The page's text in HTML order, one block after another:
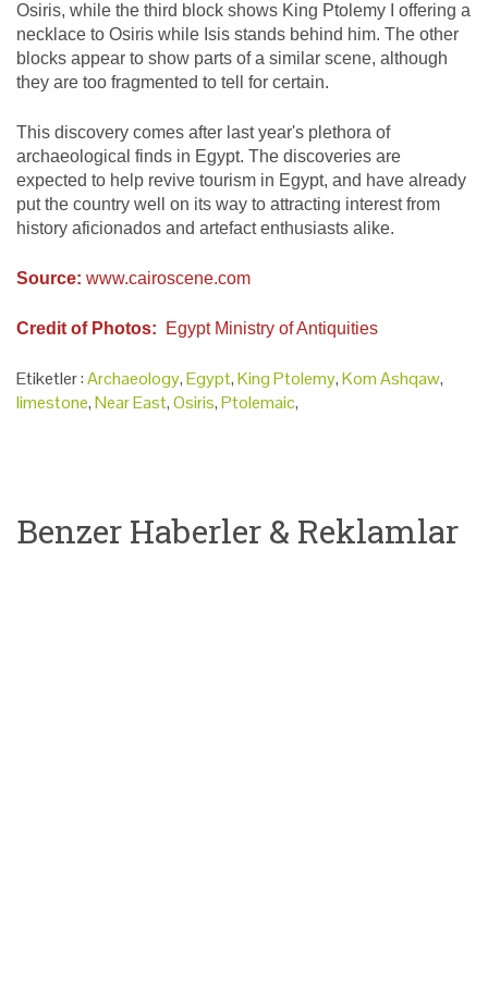
Osiris, while the third block shows King Ptolemy I offering a
necklace to Osiris while Isis stands behind him. The other
blocks appear to show parts of a similar scene, although
they are too fragmented to tell for certain.
This discovery comes after last year's plethora of
archaeological finds in Egypt. The discoveries are
expected to help revive tourism in Egypt, and have already
put the country well on its way to attracting interest from
history aficionados and artefact enthusiasts alike.
Source: www.cairoscene.com
Credit of Photos: Egypt Ministry of Antiquities
Etiketler :Archaeology,Egypt,King Ptolemy,Kom Ashqaw,
limestone,Near East,Osiris,Ptolemaic,
Benzer Haberler & Reklamlar